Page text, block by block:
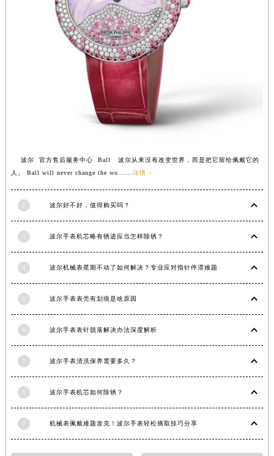
波尔 官方售后服务中心 Ball 波尔从来没有改变世界，而是把它留给佩戴它的
人。 Ball will never change the wo...... 详情 >
2 波尔好不好，值得购买吗？
3 波尔手表机芯略有锈迹应当怎样除锈？
4 波尔机械表星期不动了如何解决？专业应对指针停滞难题
5 波尔手表表壳有划痕是啥原因
6 波尔手表表针脱落解决办法深度解析
7 波尔手表清洗保养需要多久？
8 波尔手表机芯如何除锈？
9 机械表佩戴难题攻克！波尔手表轻松摘取技巧分享